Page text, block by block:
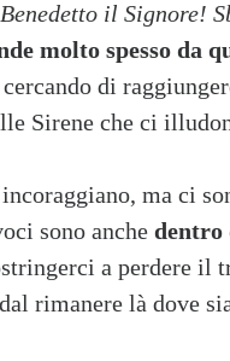
Benedetto il Signore!
molto spesso da
di
Sirene che ci
ma ci
sono anche dentro
a perdere il
rimanere là dove